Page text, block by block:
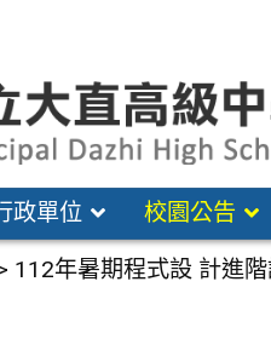
政單位 校園公告
112年暑期程式設 計進